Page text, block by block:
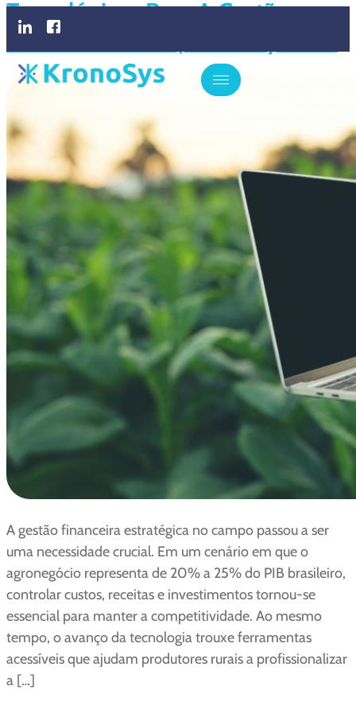
Tecnológicas Para A Gestão
Financeira Rural | KronoSys ERP
A gestão financeira estratégica no campo passou a ser
uma necessidade crucial. Em um cenário em que o
agronegócio representa de 20% a 25% do PIB brasileiro,
controlar custos, receitas e investimentos tornou-se
essencial para manter a competitividade. Ao mesmo
tempo, o avanço da tecnologia trouxe ferramentas
acessíveis que ajudam produtores rurais a profissionalizar
a […]